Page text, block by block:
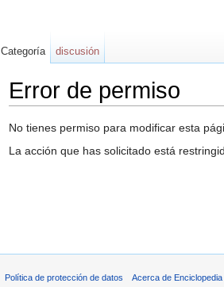
Error de permiso
No tienes permiso para modificar esta
La acción que has solicitado está
Categoría discusión
Política de protección de datos Acerca de